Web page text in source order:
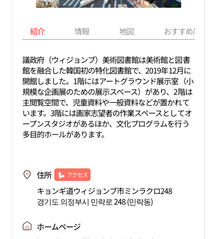
紹介 情報 地図 おすすめ周辺
議政府（ウィジョンブ）美術図書館は美術館と図書
館を融合した韓国初の特化図書館で、2019年12月に
開館しました。1階にはアートグラウンド展示室（小
規模な企画展のための展示スペース）があり、2階は
主閲覧空間で、児童資料や一般資料などが置かれて
います。3階には画家志望者の作業スペースとしてオ
ープンスタジオがあるほか、文化プログラムを行う
多目的ホールがあります。
住所 アクセス
キョンギ道ウィジョンブ市ミンラクロ248
경기도 의정부시 민락로 248 (민락동)
ホームページ